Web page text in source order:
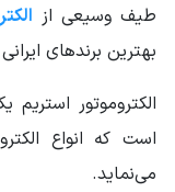
سایز فریم
محصول
طیف وسیعی از
بهترین برندهای
الکتروموتور
است که انواع
می‌نماید.